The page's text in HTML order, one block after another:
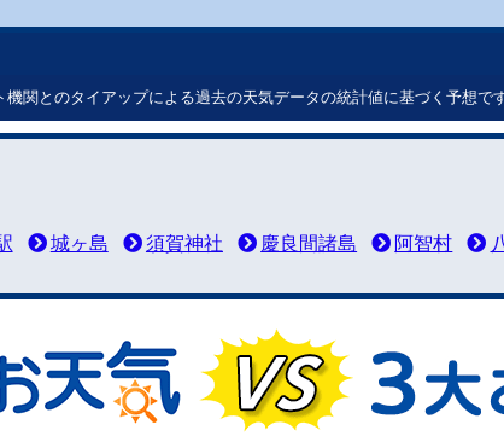
関とのタイアップによる過去の天気データの統計値に基づく予想です
城ヶ島 須賀神社 慶良間諸島 阿智村